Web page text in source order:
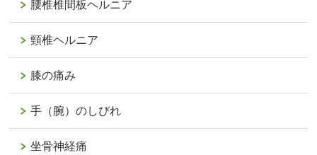
腰椎椎間板ヘルニア
頸椎ヘルニア
膝の痛み
手（腕）のしびれ
坐骨神経痛